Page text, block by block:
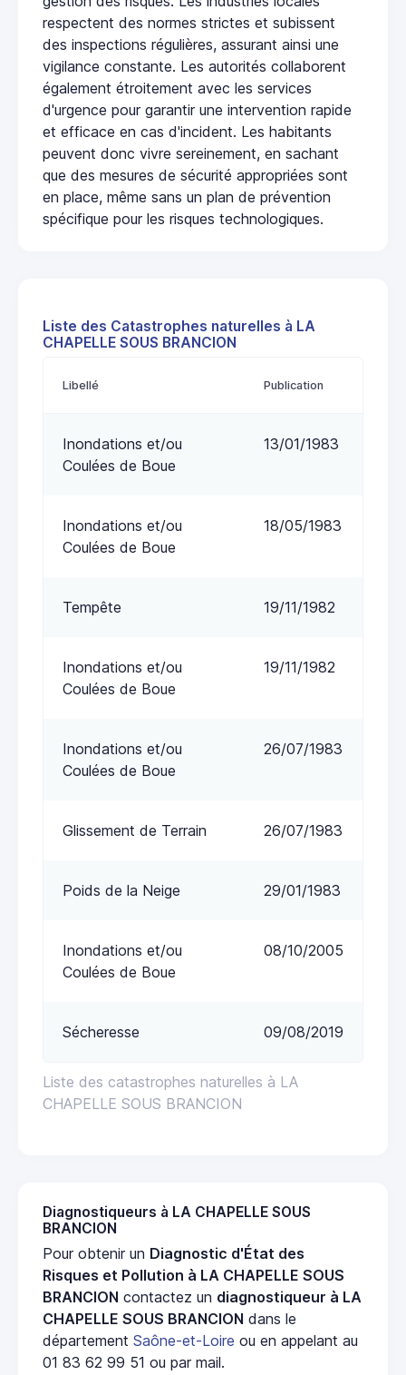
respectent des normes strictes et subissent
des inspections régulières, assurant ainsi une
vigilance constante. Les autorités collaborent
également étroitement avec les services
d'urgence pour garantir une intervention rapide
et efficace en cas d'incident. Les habitants
peuvent donc vivre sereinement, en sachant
que des mesures de sécurité appropriées sont
en place, même sans un plan de prévention
spécifique pour les risques technologiques.
Liste des Catastrophes naturelles à LA
CHAPELLE SOUS BRANCION
Liste des catastrophes naturelles à LA
CHAPELLE SOUS BRANCION
Libellé Publication
Inondations et/ou
Coulées de Boue
13/01/1983
Inondations et/ou
Coulées de Boue
18/05/1983
Tempête 19/11/1982
Inondations et/ou
Coulées de Boue
19/11/1982
Inondations et/ou
Coulées de Boue
26/07/1983
Glissement de Terrain 26/07/1983
Poids de la Neige 29/01/1983
Inondations et/ou
Coulées de Boue
08/10/2005
Sécheresse 09/08/2019
Diagnostiqueurs à LA CHAPELLE SOUS
BRANCION
Pour obtenir un Diagnostic d'État des
Risques et Pollution à LA CHAPELLE SOUS
BRANCION contactez un diagnostiqueur à LA
CHAPELLE SOUS BRANCION dans le
département Saône-et-Loire ou en appelant au
01 83 62 99 51 ou par mail.